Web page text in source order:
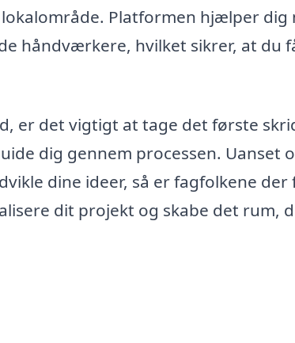
Platformen hjælper dig
håndværkere, hvilket sikrer, at du
er det vigtigt at tage det første
dig gennem processen. Uanset
dine ideer, så er fagfolkene der
dit projekt og skabe det rum,